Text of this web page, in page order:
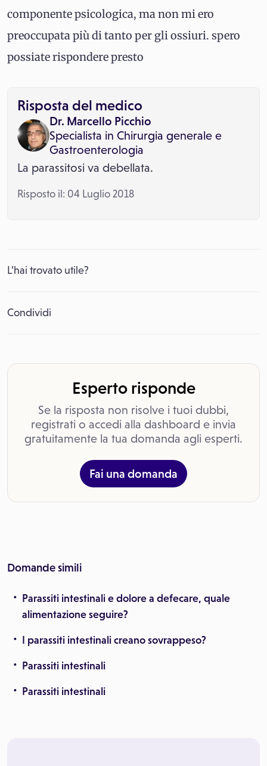
componente psicologica, ma non mi ero
preoccupata più di tanto per gli ossiuri. spero
possiate rispondere presto
Risposta del medico
Dr. Marcello Picchio
Specialista in Chirurgia generale e
Gastroenterologia
La parassitosi va debellata.
Risposto il: 04 Luglio 2018
L’hai trovato utile?
Condividi
Esperto risponde
Se la risposta non risolve i tuoi dubbi,
registrati o accedi alla dashboard e invia
gratuitamente la tua domanda agli esperti.
Fai una domanda
Domande simili
Parassiti intestinali e dolore a defecare, quale
alimentazione seguire?
I parassiti intestinali creano sovrappeso?
Parassiti intestinali
Parassiti intestinali